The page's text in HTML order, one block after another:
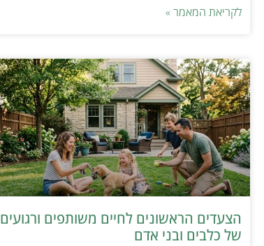
לקריאת המאמר »
הצעדים הראשונים לחיים משותפים ורגועים
של כלבים ובני אדם